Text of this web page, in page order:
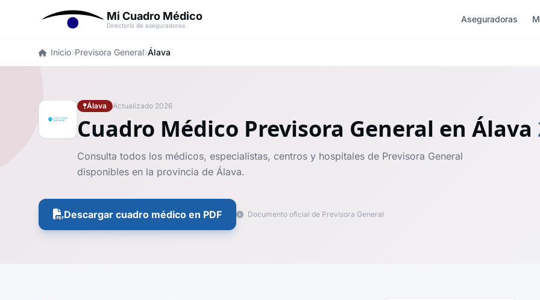
Mi Cuadro Médico
Directorio de aseguradoras
Aseguradoras
Inicio Previsora General Álava
Álava Actualizado 2026
Cuadro Médico Previsora General en Álava
Consulta todos los médicos, especialistas, centros y hospitales de Previsora General
disponibles en la provincia de Álava.
Descargar cuadro médico en PDF Documento oficial de Previsora General